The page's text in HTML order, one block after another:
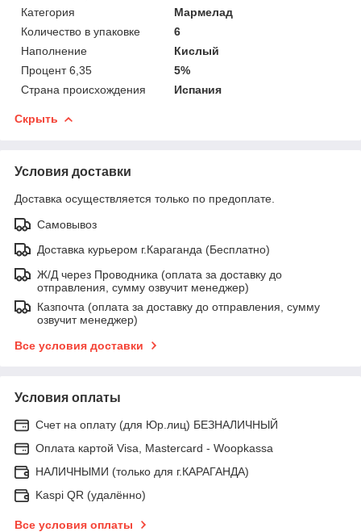
Категория
Мармелад
Количество в упаковке
6
Наполнение
Кислый
Процент 6,35
5%
Страна происхождения
Испания
Скрыть
Условия доставки
Доставка осуществляется только по предоплате.
Самовывоз
Доставка курьером г.Караганда (Бесплатно)
Ж/Д через Проводника (оплата за доставку до
отправления, сумму озвучит менеджер)
Казпочта (оплата за доставку до отправления, сумму
озвучит менеджер)
Все условия доставки
Условия оплаты
Счет на оплату (для Юр.лиц) БЕЗНАЛИЧНЫЙ
Оплата картой Visa, Mastercard - Woopkassa
НАЛИЧНЫМИ (только для г.КАРАГАНДА)
Kaspi QR (удалённо)
Все условия оплаты